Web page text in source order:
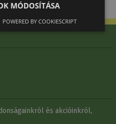
és akcióinkról,
MÓDOSÍTÁSA
POWERED BY COOKIESCRIPT